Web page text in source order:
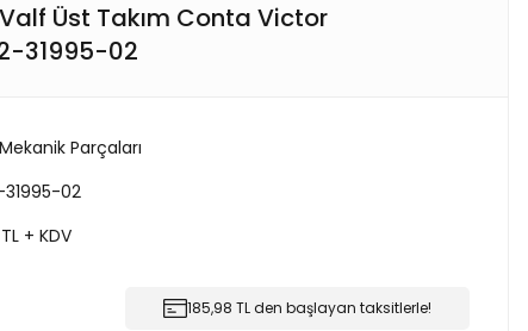
Valf Üst Takım Conta Victor
31995-02
Parçaları
31995-02
TL + KDV
185,98 TL den başlayan taksitlerle!